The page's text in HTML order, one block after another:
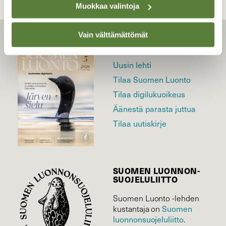
Muokkaa valintoja
Vain välttämättömät
LEHTI
Uusin lehti
Tilaa Suomen Luonto
Tilaa digilukuoikeus
Äänestä parasta juttua
Tilaa uutiskirje
SUOMEN LUONNON­
SUOJELU­LIITTO
Suomen Luonto -lehden
kustantaja onSuomen
luonnonsuojelu­liitto.